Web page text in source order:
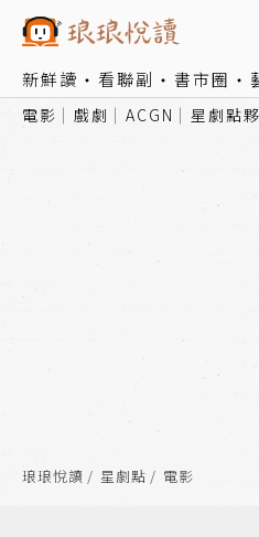
新鮮讀 看聯副 書市圈
電影 戲劇 ACGN 星劇點
琅琅悅讀 星劇點 電影